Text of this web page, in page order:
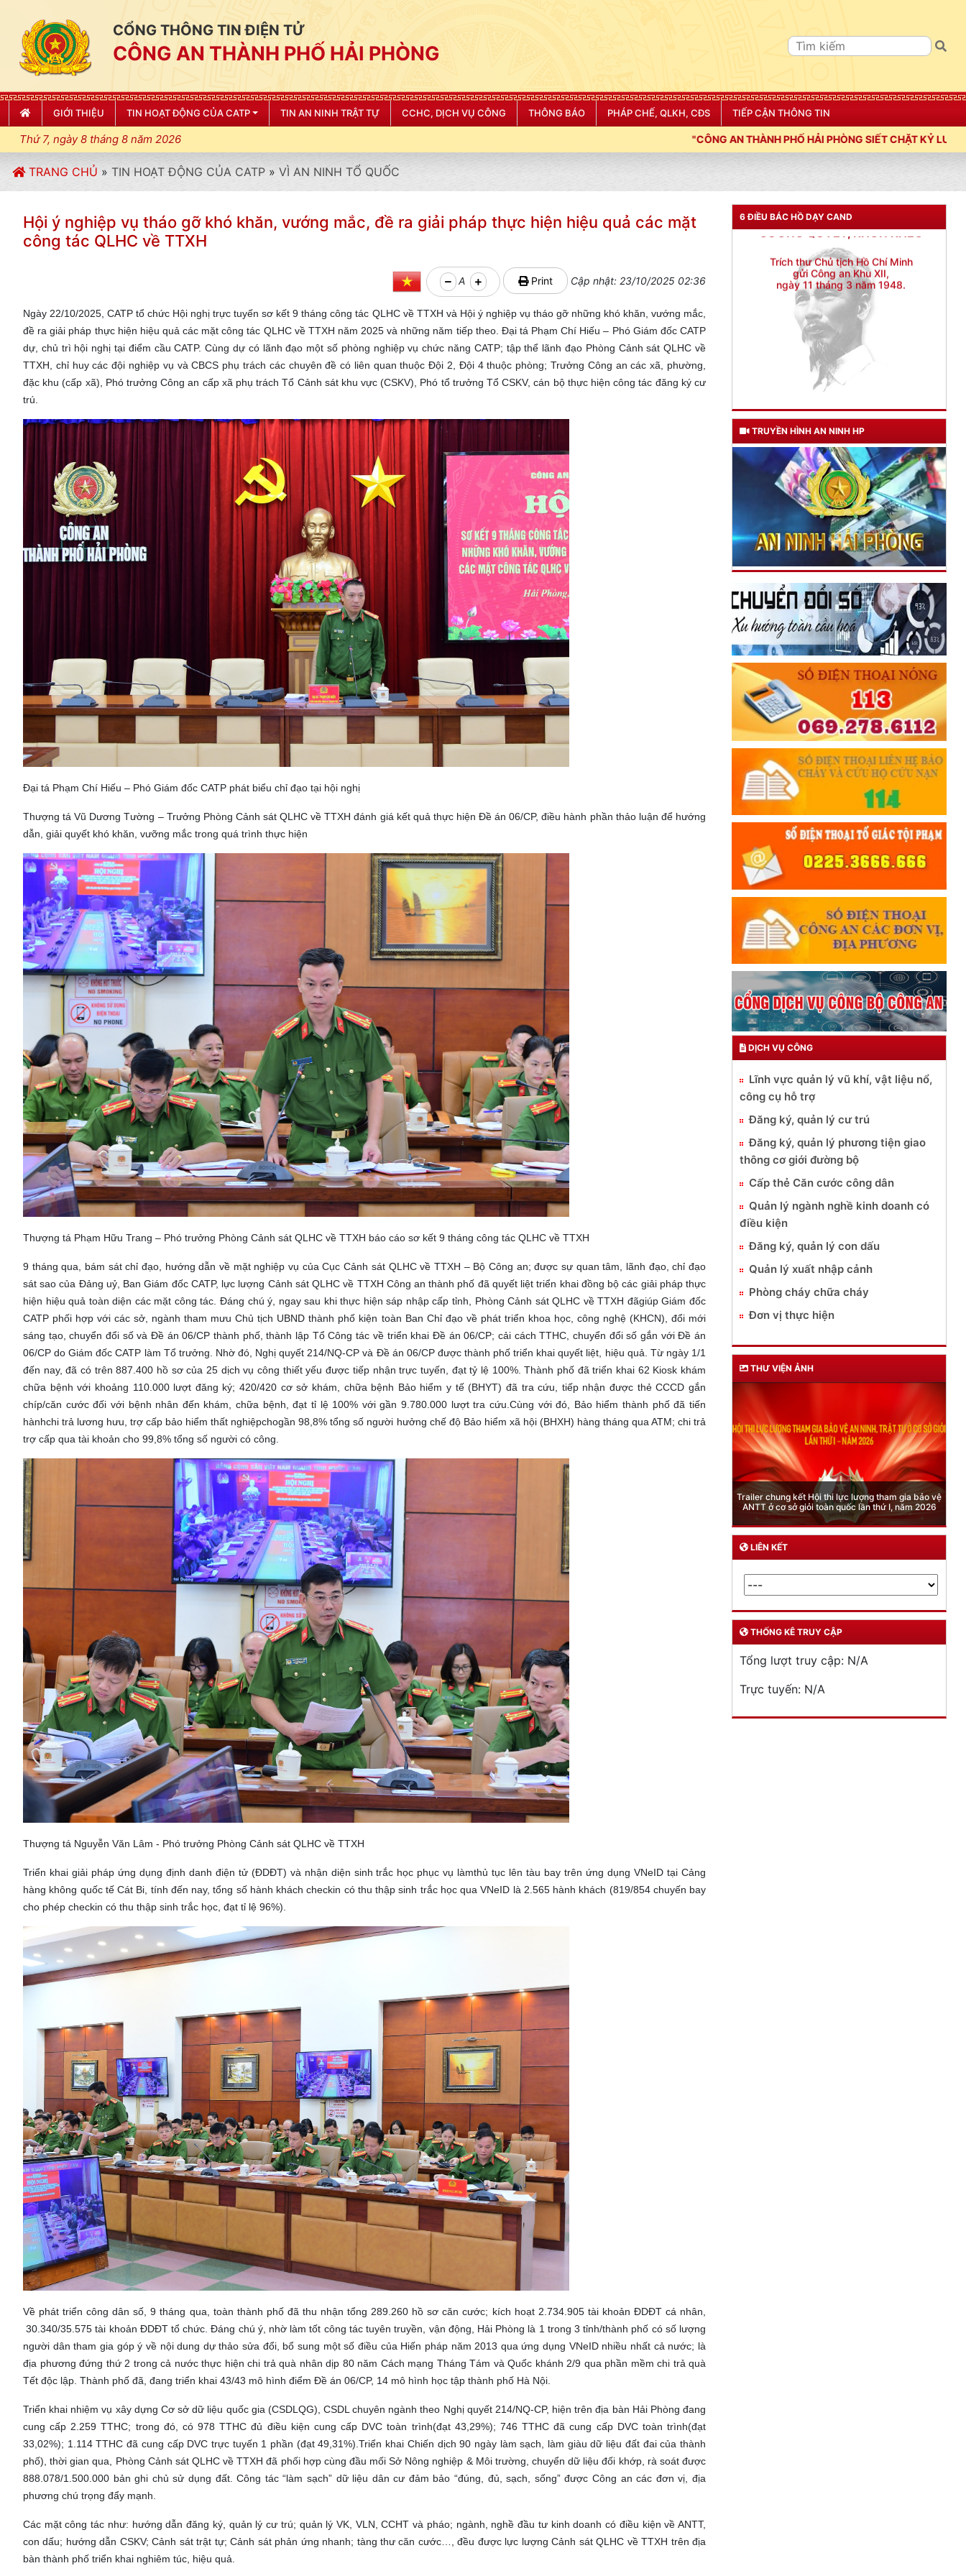
CỔNG THÔNG TIN ĐIỆN TỬ
CÔNG AN THÀNH PHỐ HẢI PHÒNG
GIỚI THIỆU TIN HOẠT ĐỘNG CỦA CATP TIN AN NINH TRẬT TỰ CCHC, DỊCH VỤ CÔNG THÔNG BÁO PHÁP CHẾ, QLKH, CĐS TIẾP CẬN THÔNG TIN
Thứ 7, ngày 8 tháng 8 năm 2026 "CÔNG AN THÀNH PHỐ HẢI PHÒNG SIẾT CHẶT KỶ LUẬT, KỶ CƯƠNG, ĐIỀU LỆNH; XÂY DỰNG
TRANG CHỦ » TIN HOẠT ĐỘNG CỦA CATP » VÌ AN NINH TỔ QUỐC
Hội ý nghiệp vụ tháo gỡ khó khăn, vướng mắc, đề ra giải pháp thực hiện hiệu quả các mặt
công tác QLHC về TTXH
A Print Cập nhật: 23/10/2025 02:36
Ngày 22/10/2025, CATP tổ chức Hội nghị trực tuyến sơ kết 9 tháng công tác QLHC về TTXH và Hội ý nghiệp vụ tháo gỡ những khó khăn, vướng mắc,
đề ra giải pháp thực hiện hiệu quả các mặt công tác QLHC về TTXH năm 2025 và những năm tiếp theo. Đại tá Phạm Chí Hiếu – Phó Giám đốc CATP
dự, chủ trì hội nghị tại điểm cầu CATP. Cùng dự có lãnh đạo một số phòng nghiệp vụ chức năng CATP; tập thể lãnh đạo Phòng Cảnh sát QLHC về
TTXH, chỉ huy các đội nghiệp vụ và CBCS phụ trách các chuyên đề có liên quan thuộc Đội 2, Đội 4 thuộc phòng; Trưởng Công an các xã, phường,
đặc khu (cấp xã), Phó trưởng Công an cấp xã phụ trách Tổ Cảnh sát khu vực (CSKV), Phó tổ trưởng Tổ CSKV, cán bộ thực hiện công tác đăng ký cư
trú.
Đại tá Phạm Chí Hiếu – Phó Giám đốc CATP phát biểu chỉ đạo tại hội nghị
Thượng tá Vũ Dương Tường – Trưởng Phòng Cảnh sát QLHC về TTXH đánh giá kết quả thực hiện Đề án 06/CP, điều hành phần thảo luận để hướng
dẫn, giải quyết khó khăn, vưỡng mắc trong quá trình thực hiện
Thượng tá Phạm Hữu Trang – Phó trưởng Phòng Cảnh sát QLHC về TTXH báo cáo sơ kết 9 tháng công tác QLHC về TTXH
9 tháng qua, bám sát chỉ đạo, hướng dẫn về mặt nghiệp vụ của Cục Cảnh sát QLHC về TTXH – Bộ Công an; được sự quan tâm, lãnh đạo, chỉ đạo
sát sao của Đảng uỷ, Ban Giám đốc CATP, lực lượng Cảnh sát QLHC về TTXH Công an thành phố đã quyết liệt triển khai đồng bộ các giải pháp thực
hiện hiệu quả toàn diện các mặt công tác. Đáng chú ý, ngay sau khi thực hiện sáp nhập cấp tỉnh, Phòng Cảnh sát QLHC về TTXH đãgiúp Giám đốc
CATP phối hợp với các sở, ngành tham mưu Chủ tịch UBND thành phố kiện toàn Ban Chỉ đạo về phát triển khoa học, công nghệ (KHCN), đổi mới
sáng tạo, chuyển đổi số và Đề án 06/CP thành phố, thành lập Tổ Công tác về triển khai Đề án 06/CP; cải cách TTHC, chuyển đổi số gắn với Đề án
06/CP do Giám đốc CATP làm Tổ trưởng. Nhờ đó, Nghị quyết 214/NQ-CP và Đề án 06/CP được thành phố triển khai quyết liệt, hiệu quả. Từ ngày 1/1
đến nay, đã có trên 887.400 hồ sơ của 25 dịch vụ công thiết yếu được tiếp nhận trực tuyến, đạt tỷ lệ 100%. Thành phố đã triển khai 62 Kiosk khám
chữa bệnh với khoảng 110.000 lượt đăng ký; 420/420 cơ sở khám, chữa bệnh Bảo hiểm y tế (BHYT) đã tra cứu, tiếp nhận được thẻ CCCD gắn
chíp/căn cước đối với bệnh nhân đến khám, chữa bệnh, đạt tỉ lệ 100% với gần 9.780.000 lượt tra cứu.Cùng với đó, Bảo hiểm thành phố đã tiến
hànhchi trả lương hưu, trợ cấp bảo hiểm thất nghiệpchogần 98,8% tổng số người hưởng chế độ Bảo hiểm xã hội (BHXH) hàng tháng qua ATM; chi trả
trợ cấp qua tài khoản cho 99,8% tổng số người có công.
Thượng tá Nguyễn Văn Lâm - Phó trưởng Phòng Cảnh sát QLHC về TTXH
Triển khai giải pháp ứng dụng định danh điện tử (ĐDĐT) và nhận diện sinh trắc học phục vụ làmthủ tục lên tàu bay trên ứng dụng VNeID tại Cảng
hàng không quốc tế Cát Bi, tính đến nay, tổng số hành khách checkin có thu thập sinh trắc học qua VNeID là 2.565 hành khách (819/854 chuyến bay
cho phép checkin có thu thập sinh trắc học, đạt tỉ lệ 96%).
Về phát triển công dân số, 9 tháng qua, toàn thành phố đã thu nhận tổng 289.260 hồ sơ căn cước; kích hoạt 2.734.905 tài khoản ĐDĐT cá nhân,
30.340/35.575 tài khoản ĐDĐT tổ chức. Đáng chú ý, nhờ làm tốt công tác tuyên truyền, vận động, Hải Phòng là 1 trong 3 tỉnh/thành phố có số lượng
người dân tham gia góp ý về nội dung dự thảo sửa đổi, bổ sung một số điều của Hiến pháp năm 2013 qua ứng dụng VNeID nhiều nhất cả nước; là
địa phương đứng thứ 2 trong cả nước thực hiện chi trả quà nhân dịp 80 năm Cách mạng Tháng Tám và Quốc khánh 2/9 qua phần mềm chi trả quà
Tết độc lập. Thành phố đã, đang triển khai 43/43 mô hình điểm Đề án 06/CP, 14 mô hình học tập thành phố Hà Nội.
Triển khai nhiệm vụ xây dựng Cơ sở dữ liệu quốc gia (CSDLQG), CSDL chuyên ngành theo Nghị quyết 214/NQ-CP, hiện trên địa bàn Hải Phòng đang
cung cấp 2.259 TTHC; trong đó, có 978 TTHC đủ điều kiện cung cấp DVC toàn trình(đạt 43,29%); 746 TTHC đã cung cấp DVC toàn trình(đạt
33,02%); 1.114 TTHC đã cung cấp DVC trực tuyến 1 phần (đạt 49,31%).Triển khai Chiến dịch 90 ngày làm sạch, làm giàu dữ liệu đất đai của thành
phố), thời gian qua, Phòng Cảnh sát QLHC về TTXH đã phối hợp cùng đầu mối Sở Nông nghiệp & Môi trường, chuyển dữ liệu đối khớp, rà soát được
888.078/1.500.000 bản ghi chủ sử dụng đất. Công tác “làm sạch” dữ liệu dân cư đảm bảo “đúng, đủ, sạch, sống” được Công an các đơn vị, địa
phương chú trọng đẩy mạnh.
Các mặt công tác như: hướng dẫn đăng ký, quản lý cư trú; quản lý VK, VLN, CCHT và pháo; ngành, nghề đầu tư kinh doanh có điều kiện về ANTT,
con dấu; hướng dẫn CSKV; Cảnh sát trật tự; Cảnh sát phản ứng nhanh; tàng thư căn cước…, đều được lực lượng Cảnh sát QLHC về TTXH trên địa
bàn thành phố triển khai nghiêm túc, hiệu quả.
6 ĐIỀU BÁC HỒ DẠY CAND
TƯ CÁCH
NGƯỜI CÔNG AN CÁCH MỆNH LÀ:
Đối với tự mình, phải
CẦN, KIỆM, LIÊM, CHÍNH
Đối với đồng sự, phải
THÂN ÁI GIÚP ĐỠ
Đối với chính phủ, phải
TUYỆT ĐỐI TRUNG THÀNH
Đối với nhân dân, phải
KÍNH TRỌNG LỄ PHÉP
Đối với công việc, phải
TẬN TỤY
Đối với địch, phải
CƯƠNG QUYẾT, KHÔN KHÉO
Trích thư Chủ tịch Hồ Chí Minh
gửi Công an Khu XII,
ngày 11 tháng 3 năm 1948.
TRUYỀN HÌNH AN NINH HP
DỊCH VỤ CÔNG
Lĩnh vực quản lý vũ khí, vật liệu nổ,
công cụ hỗ trợ
Đăng ký, quản lý cư trú
Đăng ký, quản lý phương tiện giao
thông cơ giới đường bộ
Cấp thẻ Căn cước công dân
Quản lý ngành nghề kinh doanh có
điều kiện
Đăng ký, quản lý con dấu
Quản lý xuất nhập cảnh
Phòng cháy chữa cháy
Đơn vị thực hiện
THƯ VIỆN ẢNH
Phòng Quản lý xuất nhập cảnh: Hướng dẫn những
quy định mới trong lĩnh vực xuất cảnh, nhập cảnh
của công dân việt nam từ ngày 01/7/2026
LIÊN KẾT
THỐNG KÊ TRUY CẬP
Tổng lượt truy cập: N/A
Trực tuyến: N/A